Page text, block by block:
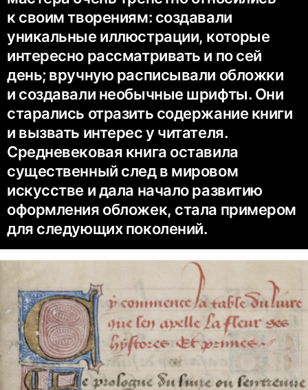
к своим творениям: создавали
уникальные иллюстрации, которые
интересно рассматривать и по сей
день; вручную расписывали обложки
и создавали необычные шрифты. Они
старались отразить содержание книги
и вызвать интерес у читателя.
Средневековая книга оставила
существенный след в мировом
искусстве и дала начало развитию
оформления обложек, стала примером
для следующих поколений.